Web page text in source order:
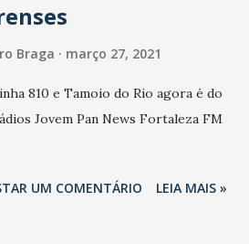
Braga março 27, 2021
810 e Tamoio do Rio agora é do
Jovem Pan News Fortaleza FM
UM COMENTÁRIO LEIA MAIS »